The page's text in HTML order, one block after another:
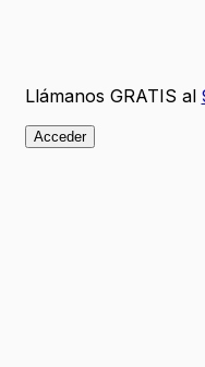
Llámanos GRATIS al
Acceder